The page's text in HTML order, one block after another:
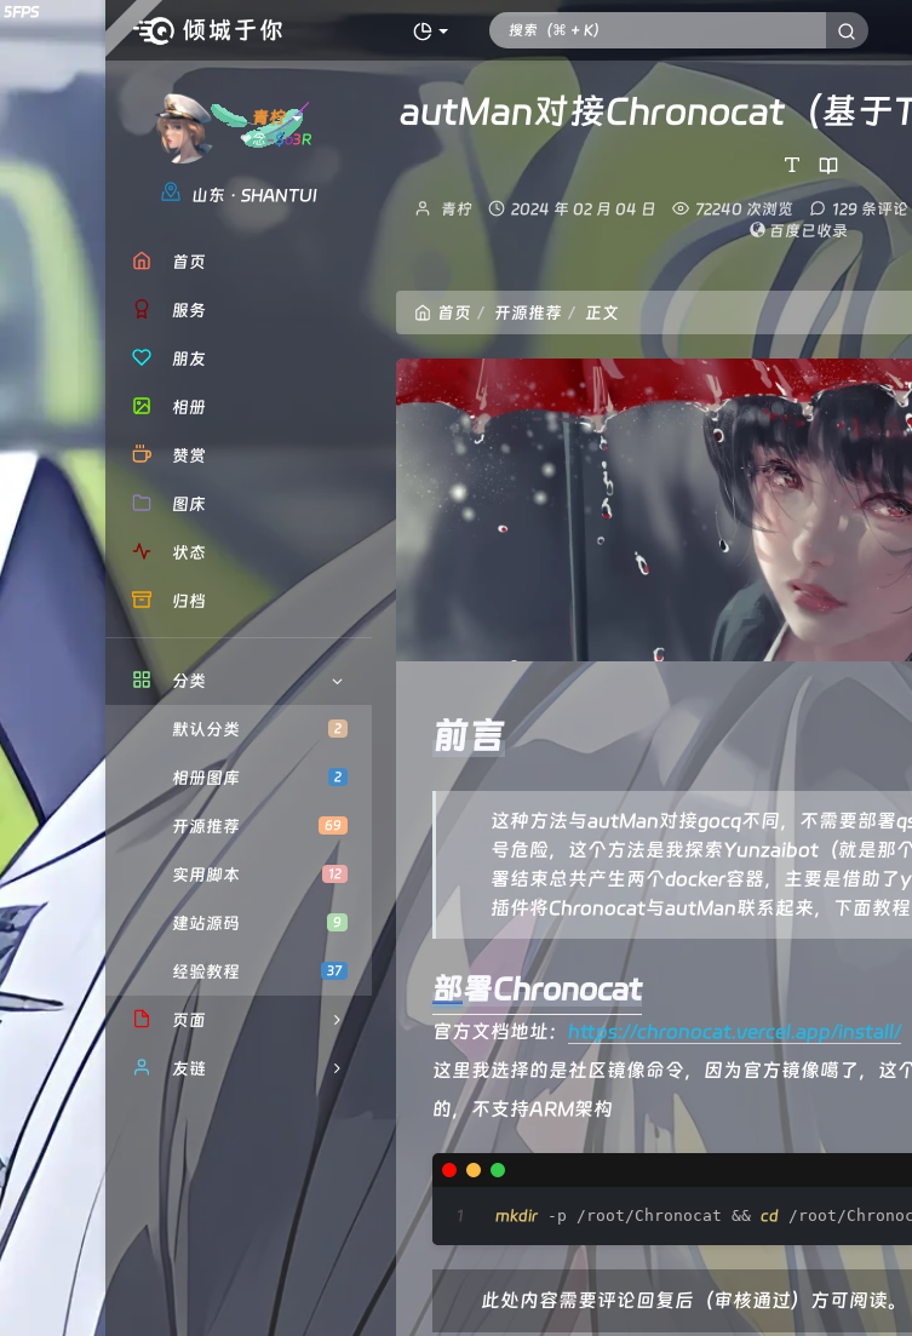
青柠
❤念念不忘，必有
回响！
山东 · SHANTUI
首页
服务
朋友
相册
赞赏
图床
状态
归档
分类
2
默认分类
2
相册图库
69
开源推荐
12
实用脚本
9
建站源码
37
经验教程
页面
赞赏
状态
服务
友链
说说
友链
RuiBlog
六月墨语
韩小韩博客
RhoPaperの小站
autMan对接Chronocat（基于
博
青柠
发
2024 年 02 月 04 日 72240 次浏览 129 条评论
百度已收录
首页 开源推荐 正文
前言
这种方法与autMan对接gocq不同，不需要部署
号危险，这个方法是我探索Yunzaibot（就是那
署结束总共产生两个docker容器，主要是借助
插件将Chronocat与autMan联系起来，下面教程
部署Chronocat
官方文档地址： https://chronocat.vercel.app/install/
这里我选择的是社区镜像命令，因为官方镜像噶了，这
的，不支持ARM架构
mkdir -p /root/Chronocat && cd /root/
此处内容需要评论回复后（审核通过）方可阅读。